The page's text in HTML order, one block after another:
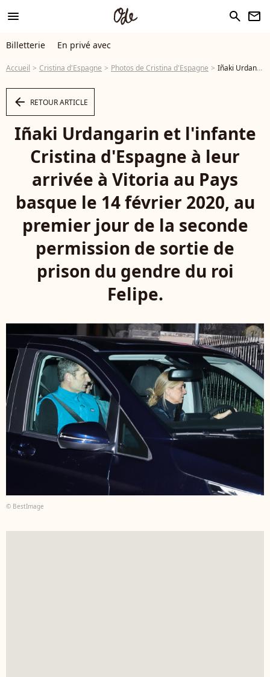
menu search newsletter
Billetterie En privé avec
Accueil Cristina d'Espagne Photos de Cristina d'Espagne Iñaki Urdangarin et l'infante Cristina d'Espagne à leur arrivée à Vitoria au Pays basque le 14 février 2020, au premier jour de la seconde permission de sortie de prison du gendre du roi Felipe. - Photo
arrow_left RETOUR ARTICLE
Iñaki Urdangarin et l'infante
Cristina d'Espagne à leur
arrivée à Vitoria au Pays
basque le 14 février 2020, au
premier jour de la seconde
permission de sortie de
prison du gendre du roi
Felipe.
© BestImage